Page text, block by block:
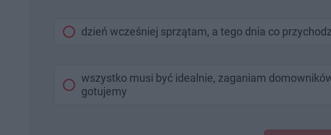
dzień wcześniej sprzątam, a tego dnia co
wszystko musi być idealnie, zaganiam
gotujemy